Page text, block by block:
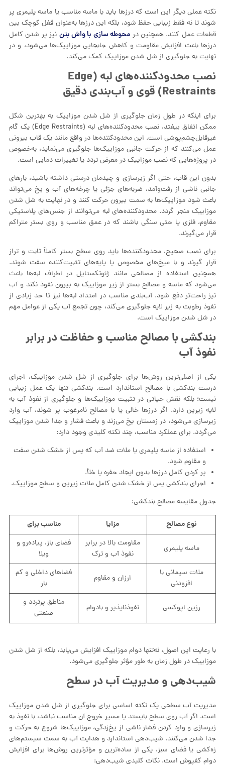
نکته عملی دیگر این است که درزها باید با ماسه مناسب یا ماسه پلیمری پر
شوند تا نه فقط زیبایی حفظ شود، بلکه این درزها به‌عنوان قفل کوچک بین
قطعات عمل کنند. همچنین در محوطه سازی با واش بتن نیز پر شدن کامل
درزها باعث افزایش مقاومت و کاهش جابجایی موزاییک‌ها می‌شود، و در
نهایت به جلوگیری از شل شدن موزاییک کمک می‌کند.
نصب محدودکننده‌های لبه (Edge
Restraints) قوی و آب‌بندی دقیق
برای اینکه در طول زمان جلوگیری از شل شدن موزاییک به بهترین شکل
ممکن اتفاق بیفتد، نصب محدودکننده‌های لبه (Edge Restraints) یک گام
غیرقابل‌چشم‌پوشی است. این محدودکننده‌ها در واقع مانند یک قاب بیرونی
عمل می‌کنند که از حرکت جانبی موزاییک‌ها جلوگیری می‌نماید، به‌خصوص
در پروژه‌هایی که نصب موزاییک در معرض تردد یا تغییرات دمایی است.
بدون این قاب، حتی اگر زیرسازی و چیدمان درستی داشته باشید، بارهای
جانبی ناشی از رفت‌وآمد، ضربه‌های جزئی یا چرخه‌های آب و یخ می‌تواند
باعث شود موزاییک‌ها به سمت بیرون حرکت کنند و در نهایت به شل شدن
موزاییک منجر گردد. محدودکننده‌های لبه می‌توانند از جنس‌های پلاستیکی
مقاوم، فلزی یا حتی سنگی باشند که در عمق مناسب و روی بستر متراکم
قرار می‌گیرند.
برای نصب صحیح، محدودکننده‌ها باید روی سطح بستر کاملاً ثابت و تراز
قرار گیرند و با میخ‌های مخصوص یا پایه‌های تثبیت‌کننده سفت شوند.
همچنین استفاده از مصالحی مانند ژئوتکستایل در اطراف لبه‌ها باعث
می‌شود که ماسه و مصالح بستر از زیر موزاییک به بیرون نفوذ نکند و آب
نیز راحت‌تر دفع شود. آب‌بندی مناسب در امتداد لبه‌ها نیز تا حد زیادی از
نفوذ رطوبت به زیر لایه جلوگیری می‌کند، چون تجمع آب یکی از عوامل مهم
در شل شدن موزاییک است.
بندکشی با مصالح مناسب و حفاظت در برابر
نفوذ آب
یکی از اصلی‌ترین روش‌ها برای جلوگیری از شل شدن موزاییک، اجرای
درست بندکشی با مصالح استاندارد است. بندکشی تنها یک عمل زیبایی
نیست؛ بلکه نقش حیاتی در تثبیت موزاییک‌ها و جلوگیری از نفوذ آب به
لایه زیرین دارد. اگر درزها خالی یا با مصالح نامرغوب پر شوند، آب وارد
زیرسازی می‌شود، در زمستان یخ می‌زند و باعث فشار و جدا شدن موزاییک
می‌گردد. برای عملکرد مناسب، چند نکته کلیدی وجود دارد:
استفاده از ماسه پلیمری یا ملات ضد آب که پس از خشک شدن سفت
و مقاوم شود.
پر کردن کامل درزها بدون ایجاد حفره یا خلأ.
اجرای بندکشی پس از خشک شدن کامل ملات زیرین و سطح موزاییک.
جدول مقایسه مصالح بندکشی:
نوع مصالح مزایا مناسب برای
ماسه پلیمری
مقاومت بالا در برابر
نفوذ آب و ترک
فضای باز، پیاده‌رو و
ویلا
ملات سیمانی با
افزودنی
ارزان و مقاوم
فضاهای داخلی و کم
بار
رزین اپوکسی نفوذناپذیر و بادوام
مناطق پرتردد و
صنعتی
با رعایت این اصول، نه‌تنها دوام موزاییک افزایش می‌یابد، بلکه از شل شدن
موزاییک در طول زمان به طور مؤثر جلوگیری می‌شود.
شیب‌دهی و مدیریت آب در سطح
مدیریت آب سطحی یک نکته اساسی برای جلوگیری از شل شدن موزاییک
است. اگر آب روی سطح بایستد یا مسیر خروج آن مناسب نباشد، با نفوذ به
زیرسازی و وارد کردن فشار ناشی از یخ‌زدگی، موزاییک‌ها شروع به حرکت و
جدا شدن می‌کنند. شیب‌دهی استاندارد و هدایت آب به سمت سیستم‌های
زه‌کشی یا فضای سبز، یکی از ساده‌ترین و مؤثرترین روش‌ها برای افزایش
دوام کفپوش است. نکات کلیدی شیب‌دهی: